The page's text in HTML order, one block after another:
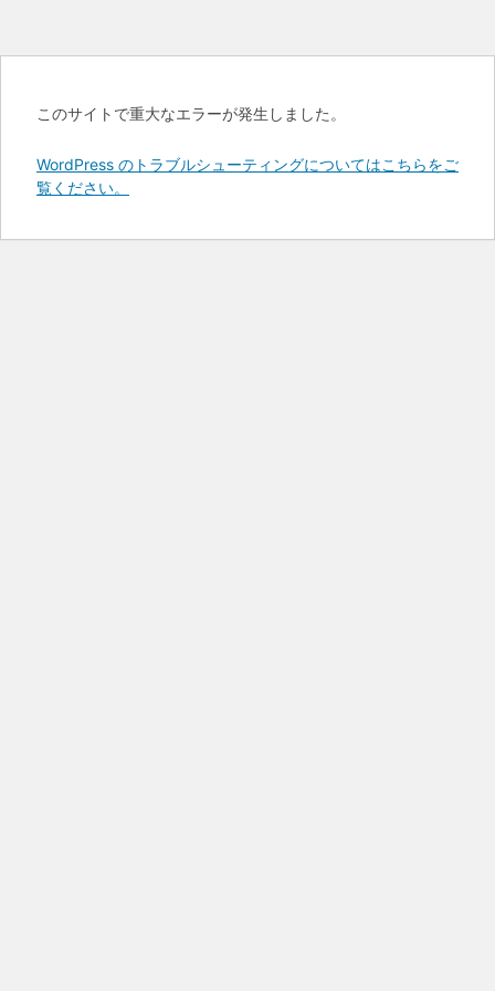
このサイトで重大なエラーが発生しました。
WordPress のトラブルシューティングについてはこちらをご
覧ください。